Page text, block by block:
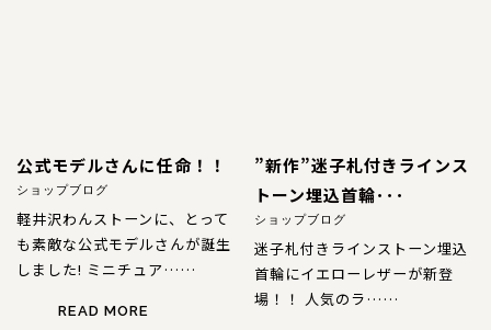
公式モデルさんに任命！！
ショップブログ
軽井沢わんストーンに、とって
も素敵な公式モデルさんが誕生
しました! ミニチュア……
READ MORE
”新作”迷子札付きラインス
トーン埋込首輪･･･
ショップブログ
迷子札付きラインストーン埋込
首輪にイエローレザーが新登
場！！ 人気のラ……